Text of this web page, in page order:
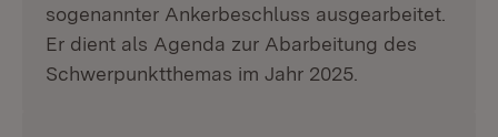
sogenannter Ankerbeschluss ausgearbeitet.
Er dient als Agenda zur Abarbeitung des
Schwerpunktthemas im Jahr 2025.